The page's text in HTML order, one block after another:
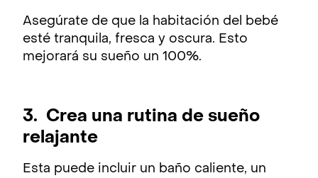
Asegúrate de que la habitación del bebé
esté tranquila, fresca y oscura. Esto
mejorará su sueño un 100%.
3. Crea una rutina de sueño
relajante
Esta puede incluir un baño caliente, un